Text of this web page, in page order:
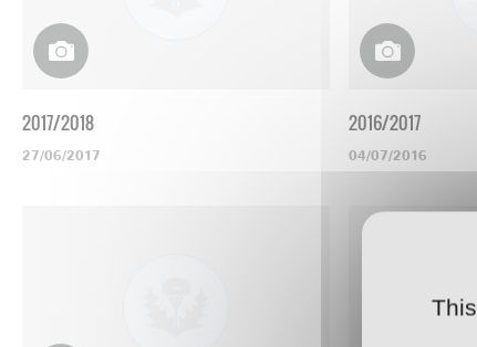
2017/2018
27/06/2017
2016/2017
04/07/2016